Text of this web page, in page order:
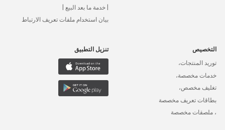
| خدمة ما بعد البيع |
بيان استخدام ملفات تعريف الارتباط
التخصيص
توريد المنتجات،
خدمات مخصصة،
تغليف مخصص،
بطاقات تعريف مخصصة
، ملصقات مخصصة
تنزيل التطبيق